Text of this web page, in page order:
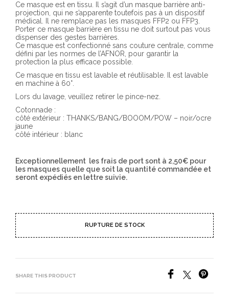
Ce masque est en tissu. Il s’agit d’un masque barrière anti-
projection, qui ne s’apparente toutefois pas à un dispositif
médical. Il ne remplace pas les masques FFP2 ou FFP3.
Porter ce masque barrière en tissu ne doit surtout pas vous
dispenser des gestes barrières.
Ce masque est confectionné sans couture centrale, comme
défini par les normes de l’AFNOR, pour garantir la
protection la plus efficace possible.
Ce masque en tissu est lavable et réutilisable. Il est lavable
en machine à 60°.
Lors du lavage, veuillez retirer le pince-nez.
Cotonnade :
côté extérieur : THANKS/BANG/BOOOM/POW – noir/ocre
jaune
côté intérieur : blanc
Exceptionnellement les frais de port sont à 2,50€ pour
les masques quelle que soit la quantité commandée et
seront expédiés en lettre suivie.
RUPTURE DE STOCK
SHARE THIS PRODUCT